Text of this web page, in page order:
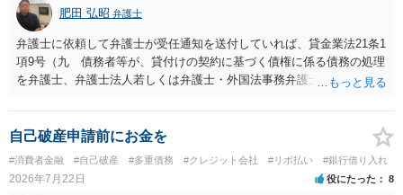
肥田 弘昭 弁護士
弁護士に依頼して弁護士が受任通知を送付していれば、貸金業法21条1
項9号（九 債務者等が、貸付けの契約に基づく債権に係る債務の処理
を弁護士、弁護士法人若しくは弁護士・外国法事務弁護士共同法人若
等」という。）に委託し、又はその処理のため必要な裁判所における
民事事件に関する手続をとり、弁護士等又は裁判所から書面によりそ
の旨の通知があつた場合において、正当な理由がないのに、債務者等
に対し、電話をかけ、電報を送達し、若しくはファクシミリ装置を用
いて送信し、又は訪問する方法により、当該債務を弁済することを要
自己破産申請前にお金を
#消費者金融 #自己破産 #多重債務 #クレジット会社 #リボ払い #銀行借り入れ
2026年7月22日 役にたった 8